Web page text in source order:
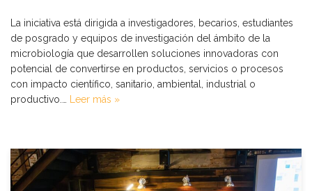
La iniciativa está dirigida a investigadores, becarios, estudiantes
de posgrado y equipos de investigación del ámbito de la
microbiología que desarrollen soluciones innovadoras con
potencial de convertirse en productos, servicios o procesos
con impacto científico, sanitario, ambiental, industrial o
productivo.… Leer más »